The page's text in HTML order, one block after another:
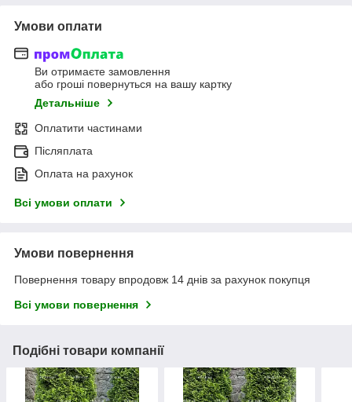
Умови оплати
Ви отримаєте замовлення
або гроші повернуться на вашу картку
Детальніше
Оплатити частинами
Післяплата
Оплата на рахунок
Всі умови оплати
Умови повернення
Повернення товару впродовж 14 днів за рахунок покупця
Всі умови повернення
Подібні товари компанії